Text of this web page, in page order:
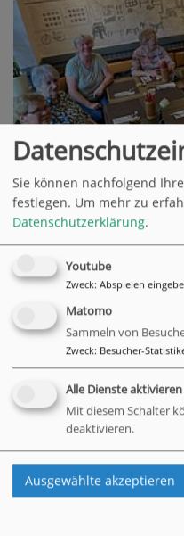
Am Mittwoch, den 21.
Wohnanlage ein
Ehrenamtlichen zu einem
vietnamesisches
Treffens war es, unseren
Helfern für ihren Einsatz
vergangenen Jahr zu
Wir haben zwei schöne
allen in guter Erinnerung
Gemeinschaftsgefühl weiter
Sie können nachfolgend
festlegen. Um mehr zu
Datenschutzerklärung.
Youtube
Zweck: Abspielen
Matomo
Sammeln von
Zweck: Besucher-
Alle Dienste
Mit diesem Schalter
deaktivieren.
Ausgewählte akzeptieren